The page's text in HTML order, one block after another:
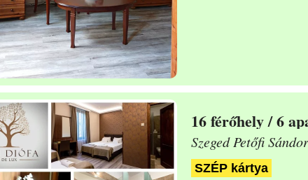
16 / 6
Szeged Petőfi
SZÉP kártya